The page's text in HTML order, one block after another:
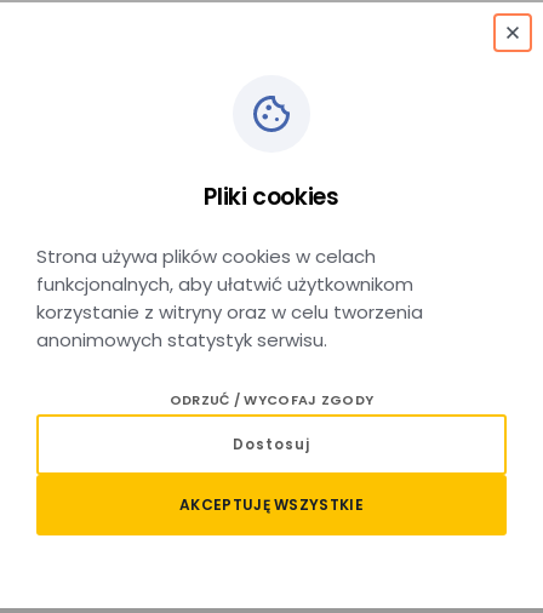
Myślenice Carrefour
Myślenice Słowackiego Carrefour
Przystanek autobusowy Myślenice Słowackiego Carrefour
zlokalizowany jest w Myślenicach, w południowej części
województwa małopolskiego, w pobliżu jednego z głównych
Pliki cookies
Strona używa plików cookies w celach
funkcjonalnych, aby ułatwić użytkownikom
korzystanie z witryny oraz w celu tworzenia
anonimowych statystyk serwisu.
ODRZUĆ / WYCOFAJ ZGODY
Dostosuj
AKCEPTUJĘ WSZYSTKIE